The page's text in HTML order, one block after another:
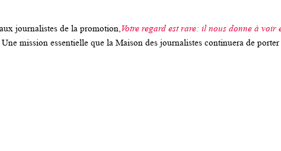
journalistes de la promotion, Votre regard est rare: il nous donne à voir
Une mission essentielle que la Maison des journalistes continuera de